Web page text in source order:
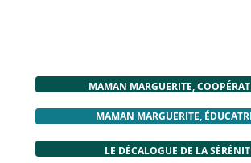
MAMAN MARGUERITE,
MAMAN MARGUERITE,
LE DÉCALOGUE DE LA